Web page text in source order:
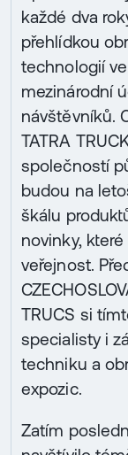
každé dva
přehlídkou
technologií
mezinárodní
návštěvníků.
TATRA
společností
budou na
škálu
novinky,
veřejnost.
TRUCS si
specialisty i
techniku a
expozic.
Zatím